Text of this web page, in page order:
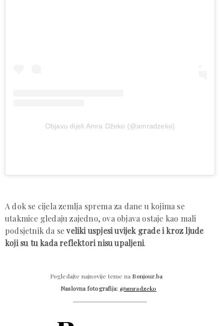
Objavu dijeli Amra Džeko (@amradzeko)
A dok se cijela zemlja sprema za dane u kojima se
utakmice gledaju zajedno, ova objava ostaje kao mali
podsjetnik da seveliki uspjesi uvijek grade i kroz ljude
koji su tu kada reflektori nisu upaljeni.
Pogledajte najnovije teme na Bonjour.ba
Naslovna fotografija: @amradzeko